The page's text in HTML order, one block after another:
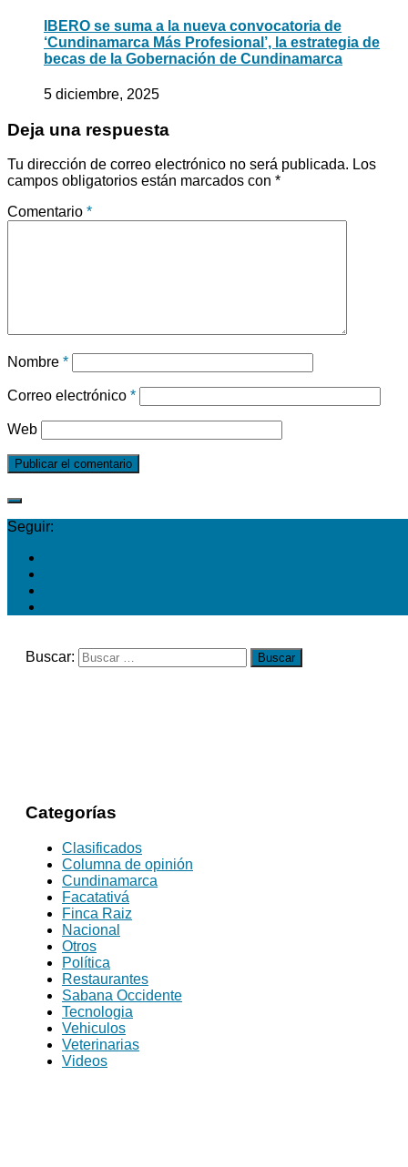
IBERO se suma a la nueva convocatoria de
‘Cundinamarca Más Profesional’, la estrategia de
becas de la Gobernación de Cundinamarca
5 diciembre, 2025
Deja una respuesta
Tu dirección de correo electrónico no será publicada. Los
campos obligatorios están marcados con *
Comentario *
Nombre *
Correo electrónico *
Web
Seguir:
Buscar:
Categorías
Clasificados
Columna de opinión
Cundinamarca
Facatativá
Finca Raiz
Nacional
Otros
Política
Restaurantes
Sabana Occidente
Tecnologia
Vehiculos
Veterinarias
Videos